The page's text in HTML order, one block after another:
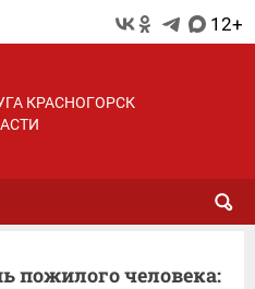
12+
КРАСНОГОРСК
пожилого человека: